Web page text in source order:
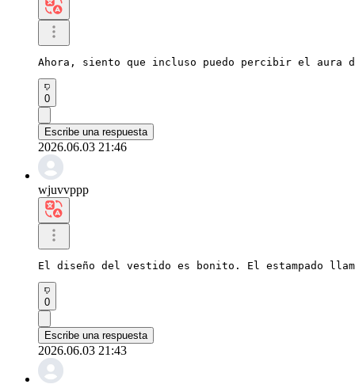
Ahora, siento que incluso puedo percibir el
0
Escribe una respuesta
2026.06.03 21:46
wjuvvppp
El diseño del vestido es bonito. El estampado
0
Escribe una respuesta
2026.06.03 21:43